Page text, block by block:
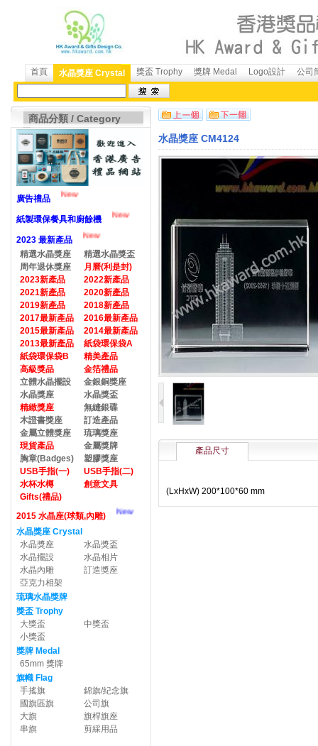
首頁 水晶獎座 Crystal 獎盃 Trophy 獎牌 Medal Logo設計 公司
商品分類 / Category
廣告禮品 New
紙製環保餐具和廚餘機 New
2023 最新產品
New
精選水晶獎座
精選水晶獎盃
周年退休獎座
月曆(利是封)
2023新產品
2022新產品
2021新產品
2020新產品
2019新產品
2018新產品
2017最新產品
2016最新產品
2015最新產品
2014最新產品
2013最新產品
紙袋環保袋A
紙袋環保袋B
精美產品
高級獎品
金箔禮品
立體水晶擺設
金銀銅獎座
水晶獎座
水晶獎盃
精緻獎座
無縫銀碟
木證書獎座
訂造產品
金屬立體獎座
琉璃獎座
現貨產品
金屬獎牌
胸章(Badges)
塑膠獎座
USB手指(一)
USB手指(二)
水杯水樽
創意文具
Gifts(禮品)
2015 水晶座(球類,內雕)
New
水晶獎座 Crystal
水晶獎座
水晶獎盃
水晶擺設
水晶相片
水晶內雕
訂造獎座
亞克力相架
琉璃水晶獎牌
獎盃 Trophy
大獎盃
中獎盃
小獎盃
獎牌 Medal
65mm 獎牌
旗幟 Flag
手搖旗
錦旗/紀念旗
國旗區旗
公司旗
大旗
旗桿旗座
串旗
剪綵用品
水晶獎座 CM4124
產品尺寸
(LxHxW) 200*100*60 mm